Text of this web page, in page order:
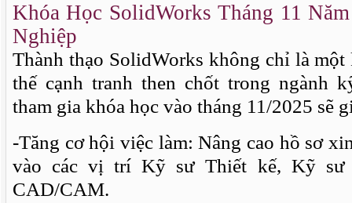
Khóa Học SolidWorks Tháng 11
Nghiệp
Thành thạo SolidWorks không chỉ là
thế cạnh tranh then chốt trong ngành
tham gia khóa học vào tháng 11/2025 sẽ
-Tăng cơ hội việc làm: Nâng cao hồ sơ
vào các vị trí Kỹ sư Thiết kế, Kỹ sư
CAD/CAM.